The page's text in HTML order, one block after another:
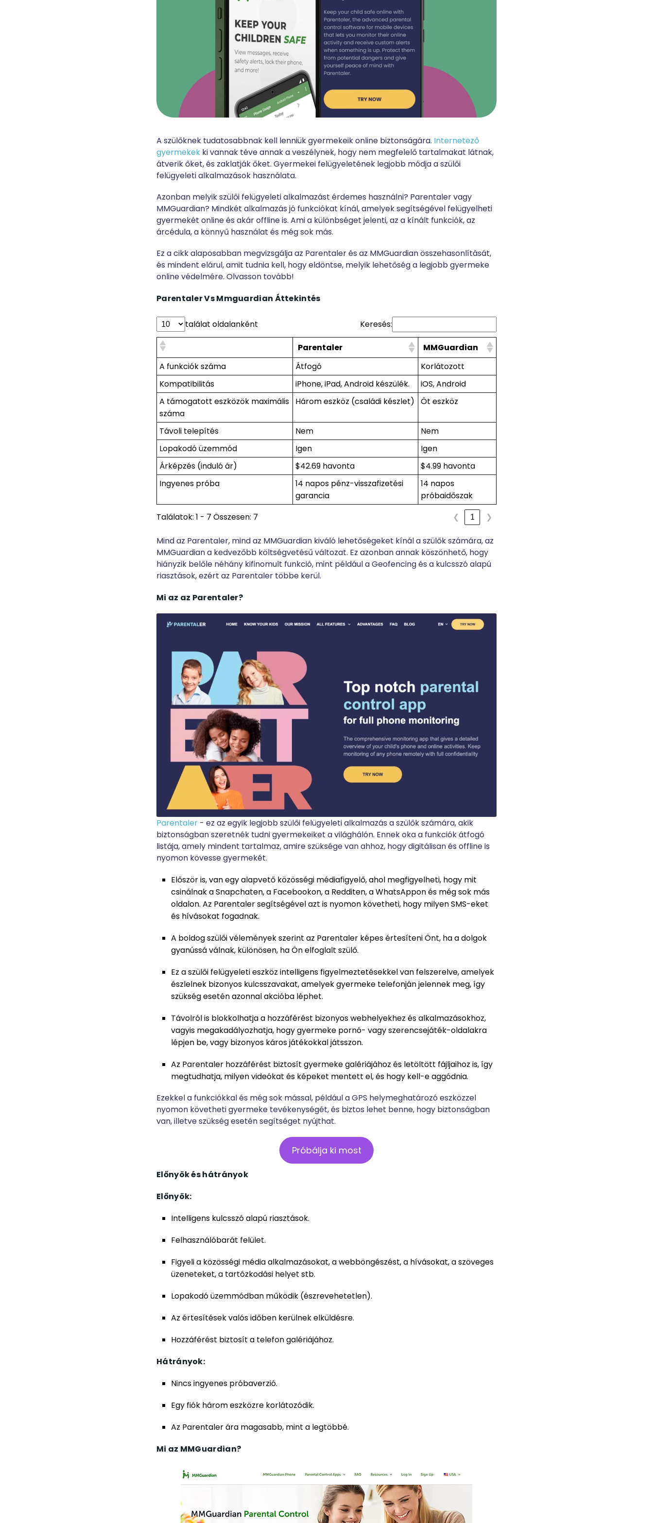
A szülőknek tudatosabbnak kell lenniük gyermekeik online biztonságára. Internetező
gyermekek ki vannak téve annak a veszélynek, hogy nem megfelelő tartalmakat látnak,
átverik őket, és zaklatják őket. Gyermekei felügyeletének legjobb módja a szülői
felügyeleti alkalmazások használata.
Azonban melyik szülői felügyeleti alkalmazást érdemes használni? Parentaler vagy
MMGuardian? Mindkét alkalmazás jó funkciókat kínál, amelyek segítségével felügyelheti
gyermekét online és akár offline is. Ami a különbséget jelenti, az a kínált funkciók, az
árcédula, a könnyű használat és még sok más.
Ez a cikk alaposabban megvizsgálja az Parentaler és az MMGuardian összehasonlítását,
és mindent elárul, amit tudnia kell, hogy eldöntse, melyik lehetőség a legjobb gyermeke
online védelmére. Olvasson tovább!
Parentaler Vs Mmguardian Áttekintés
találat oldalanként Keresés:
Parentaler
MMGuardian
A funkciók száma
Átfogó
Korlátozott
Kompatibilitás
iPhone, iPad, Android készülék.
iOS, Android
A támogatott eszközök maximális
száma
Három eszköz (családi készlet) Öt eszköz
Távoli telepítés Nem
Nem
Lopakodó üzemmód
Igen
Igen
Árképzés (induló ár)
$42.69 havonta
$4.99 havonta
Ingyenes próba
14 napos pénz-visszafizetési
garancia
14 napos
próbaidőszak
Találatok: 1 - 7 Összesen: 7
❮ 1 ❯
Mind az Parentaler, mind az MMGuardian kiváló lehetőségeket kínál a szülők számára, az
MMGuardian a kedvezőbb költségvetésű változat. Ez azonban annak köszönhető, hogy
hiányzik belőle néhány kifinomult funkció, mint például a Geofencing és a kulcsszó alapú
riasztások, ezért az Parentaler többe kerül.
Mi az az Parentaler?
Parentaler - ez az egyik legjobb szülői felügyeleti alkalmazás a szülők számára, akik
biztonságban szeretnék tudni gyermekeiket a világhálón. Ennek oka a funkciók átfogó
listája, amely mindent tartalmaz, amire szüksége van ahhoz, hogy digitálisan és offline is
nyomon kövesse gyermekét.
Először is, van egy alapvető közösségi médiafigyelő, ahol megfigyelheti, hogy mit
csinálnak a Snapchaten, a Facebookon, a Redditen, a WhatsAppon és még sok más
oldalon. Az Parentaler segítségével azt is nyomon követheti, hogy milyen SMS-eket
és hívásokat fogadnak.
A boldog szülői vélemények szerint az Parentaler képes értesíteni Önt, ha a dolgok
gyanússá válnak, különösen, ha Ön elfoglalt szülő.
Ez a szülői felügyeleti eszköz intelligens figyelmeztetésekkel van felszerelve, amelyek
észlelnek bizonyos kulcsszavakat, amelyek gyermeke telefonján jelennek meg, így
szükség esetén azonnal akcióba léphet.
Távolról is blokkolhatja a hozzáférést bizonyos webhelyekhez és alkalmazásokhoz,
vagyis megakadályozhatja, hogy gyermeke pornó- vagy szerencsejáték-oldalakra
lépjen be, vagy bizonyos káros játékokkal játsszon.
Az Parentaler hozzáférést biztosít gyermeke galériájához és letöltött fájljaihoz is, így
megtudhatja, milyen videókat és képeket mentett el, és hogy kell-e aggódnia.
Ezekkel a funkciókkal és még sok mással, például a GPS helymeghatározó eszközzel
nyomon követheti gyermeke tevékenységét, és biztos lehet benne, hogy biztonságban
van, illetve szükség esetén segítséget nyújthat.
Próbálja ki most
Előnyök és hátrányok
Előnyök:
Intelligens kulcsszó alapú riasztások.
Felhasználóbarát felület.
Figyeli a közösségi média alkalmazásokat, a webböngészést, a hívásokat, a szöveges
üzeneteket, a tartózkodási helyet stb.
Lopakodó üzemmódban működik (észrevehetetlen).
Az értesítések valós időben kerülnek elküldésre.
Hozzáférést biztosít a telefon galériájához.
Hátrányok:
Nincs ingyenes próbaverzió.
Egy fiók három eszközre korlátozódik.
Az Parentaler ára magasabb, mint a legtöbbé.
Mi az MMGuardian?